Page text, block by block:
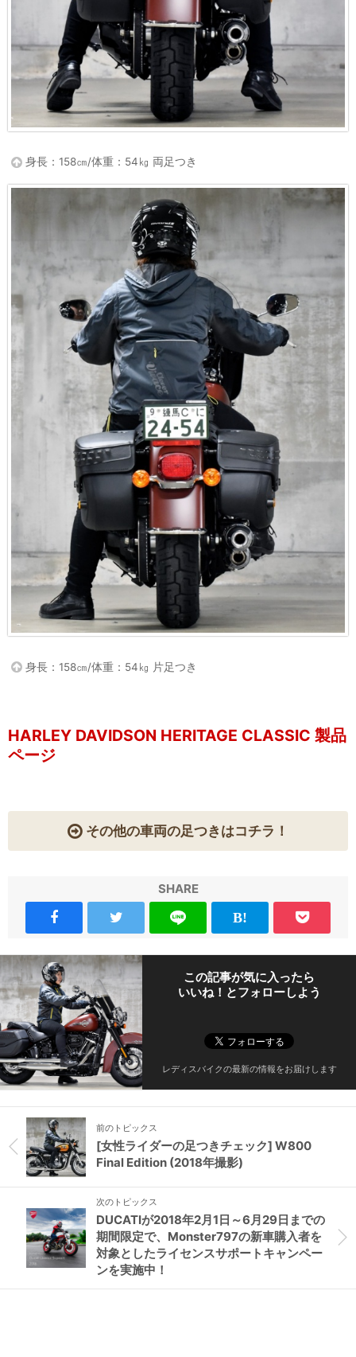
身長：158㎝/体重：54㎏ 両足つき
身長：158㎝/体重：54㎏ 片足つき
HARLEY DAVIDSON HERITAGE CLASSIC 製品
ページ
その他の車両の足つきはコチラ！
SHARE
この記事が気に入ったら
いいね！とフォローしよう
レディスバイクの最新の情報をお届けします
前のトピックス
[女性ライダーの足つきチェック] W800
Final Edition (2018年撮影)
次のトピックス
DUCATIが2018年2月1日～6月29日までの
期間限定で、Monster797の新車購入者を
対象としたライセンスサポートキャンペー
ンを実施中！